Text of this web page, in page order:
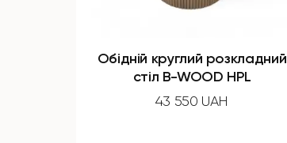
Обідній круглий розкладний
стіл B-WOOD HPL
43 550 UAH